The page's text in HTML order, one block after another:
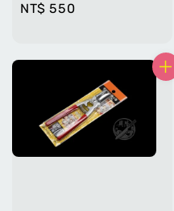
Regular
NT$ 550